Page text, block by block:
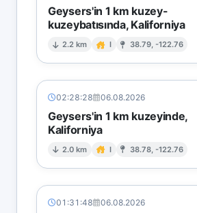
Geysers'in 1 km kuzey-
kuzeybatısında, Kaliforniya
2.2 km I 38.79, -122.76
02:28:28 06.08.2026
Geysers'in 1 km kuzeyinde,
Kaliforniya
2.0 km I 38.78, -122.76
01:31:48 06.08.2026